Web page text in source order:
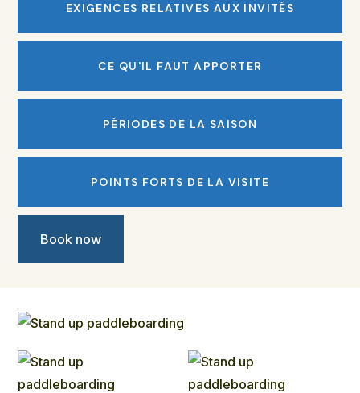
EXIGENCES RELATIVES AUX INVITÉS
CE QU'IL FAUT APPORTER
PÉRIODES DE LA SAISON
POINTS FORTS DE LA VISITE
Book now